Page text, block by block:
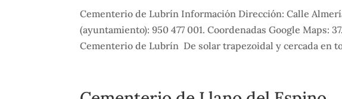
Cementerio de Lubrín Información Dirección: Calle
(ayuntamiento): 950 477 001. Coordenadas Google Maps:
Cementerio de Lubrín De solar trapezoidal y cercada en